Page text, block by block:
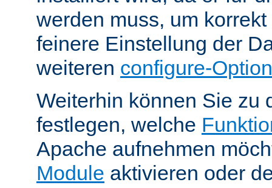
werden muss, um
feinere Einstellung der
weiteren configure-
Weiterhin können Sie zu
festlegen, welche
Apache aufnehmen
Module aktivieren oder